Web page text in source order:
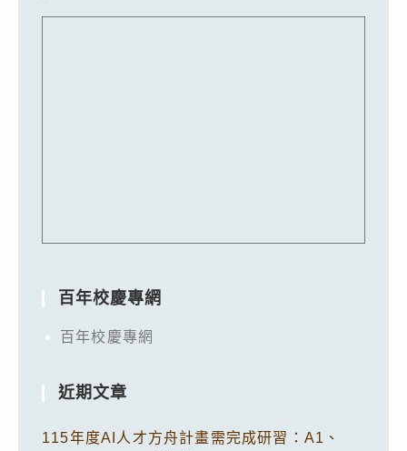
百年校慶專網
百年校慶專網
近期文章
115年度AI人才方舟計畫需完成研習：A1、